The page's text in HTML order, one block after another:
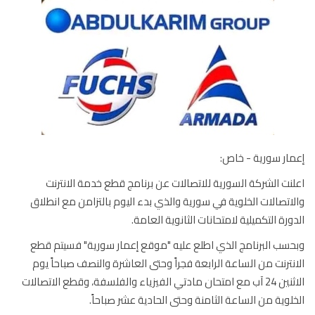
سورية - خاص:
الشركة السورية للاتصالات عن برنامج قطع خدمة الانترنت
الخلوية في سورية والذي بدء اليوم بالتزامن مع انطلاق
التكميلية لامتحانات الثانوية العامة.
البرنامج الذي اطلع عليه "موقع إعمار سورية" فسيتم قطع
من الساعة الرابعة فجراً وحتى العاشرة والنصف صباحاً يوم
الاثنين 24 آب مع امتحان مادتي الفيزياء والفلسفة، وقطع الاتصالات
من الساعة الثامنة وحتى الحادية عشر صباحاً.